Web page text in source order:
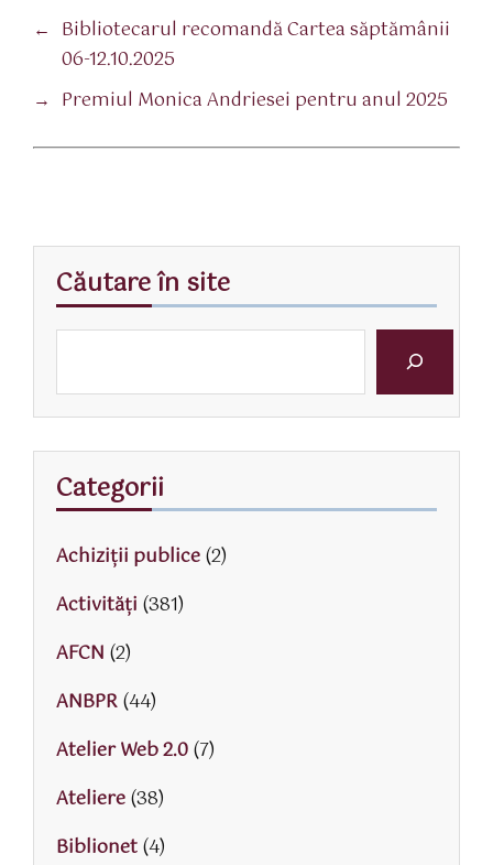
← Bibliotecarul recomandă Cartea săptămânii
06-12.10.2025
→ Premiul Monica Andriesei pentru anul 2025
Căutare în site
Categorii
Achiziții publice(2)
Activităţi (381)
AFCN (2)
ANBPR(44)
Atelier Web 2.0(7)
Ateliere(38)
Biblionet(4)